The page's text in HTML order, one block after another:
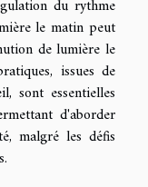
du rythme
le matin peut
de lumière le
issues de
sont essentielles
d'aborder
malgré les défis